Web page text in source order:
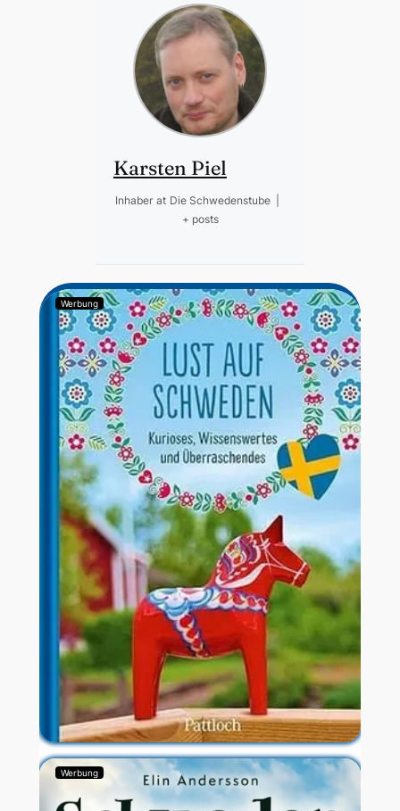
Karsten Piel
Inhaber at Die Schwedenstube
+ posts
Werbung
Werbung